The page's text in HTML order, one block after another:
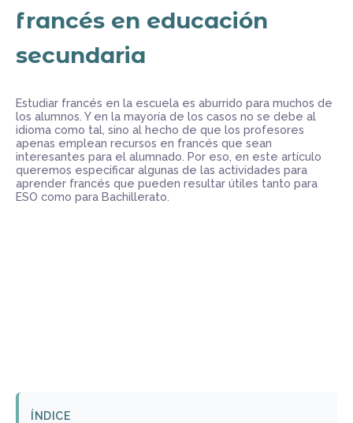
francés en educación
secundaria
Estudiar francés en la escuela es aburrido para muchos de
los alumnos. Y en la mayoría de los casos no se debe al
idioma como tal, sino al hecho de que los profesores
apenas emplean recursos en francés que sean
interesantes para el alumnado. Por eso, en este artículo
queremos especificar algunas de las actividades para
aprender francés que pueden resultar útiles tanto para
ESO como para Bachillerato.
ÍNDICE